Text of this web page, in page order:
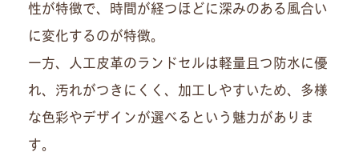
性が特徴で、時間が経つほどに深みのある風合い
に変化するのが特徴。
一方、人工皮革のランドセルは軽量且つ防水に優
れ、汚れがつきにくく、加工しやすいため、多様
な色彩やデザインが選べるという魅力がありま
す。